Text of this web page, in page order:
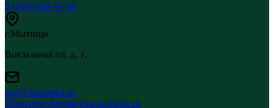
8 (916) 028-19-19
г.Мытищи
Вокзальная пл, д. 1,
sale@zoonorka.ru
Политика Конфиденциальности